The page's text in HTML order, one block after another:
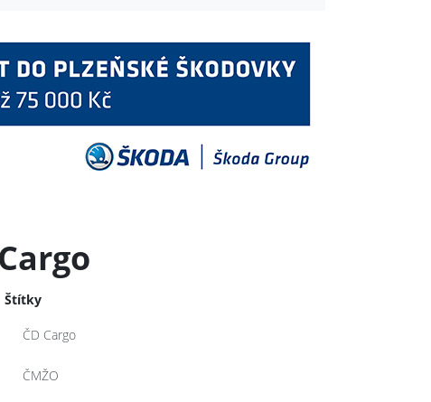
Štítky
ČD Cargo
ČMŽO